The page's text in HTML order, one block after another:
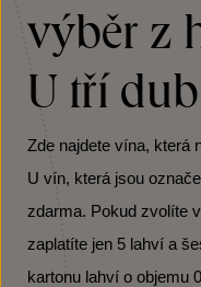
výběr z
U tří
Zde najdete vína, která
U vín, která jsou
zdarma. Pokud zvolíte
zaplatíte jen 5 lahví a
kartonu lahví o objemu